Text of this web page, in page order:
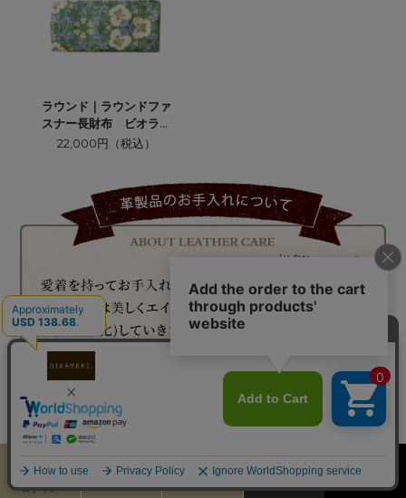
ラウンド｜ラウンドファ
スナー長財布 ビオラ≪
ブルー≫
22,000円（税込）
ログイン